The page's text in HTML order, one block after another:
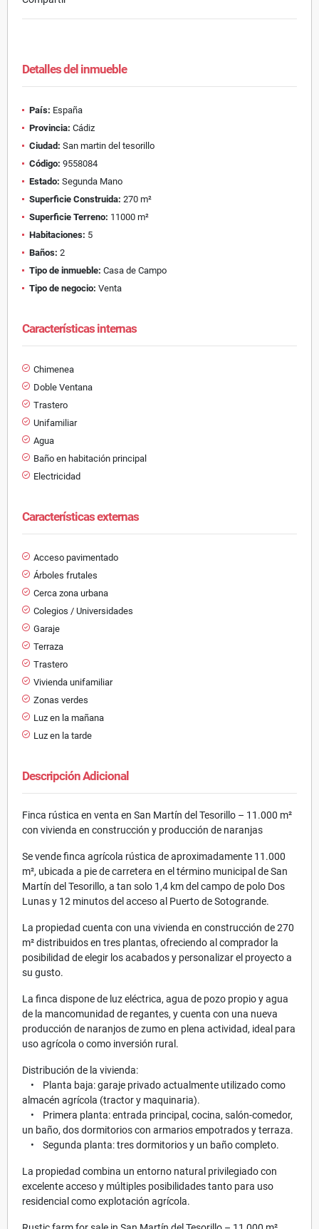
Detalles del inmueble
País: España
Provincia: Cádiz
Ciudad: San martin del tesorillo
Código: 9558084
Estado: Segunda Mano
Superficie Construida: 270 m²
Superficie Terreno: 11000 m²
Habitaciones: 5
Baños: 2
Tipo de inmueble: Casa de Campo
Tipo de negocio: Venta
Características internas
Chimenea
Doble Ventana
Trastero
Unifamiliar
Agua
Baño en habitación principal
Electricidad
Características externas
Acceso pavimentado
Árboles frutales
Cerca zona urbana
Colegios / Universidades
Garaje
Terraza
Trastero
Vivienda unifamiliar
Zonas verdes
Luz en la mañana
Luz en la tarde
Descripción Adicional
Finca rústica en venta en San Martín del Tesorillo – 11.000 m²
con vivienda en construcción y producción de naranjas
Se vende finca agrícola rústica de aproximadamente 11.000
m², ubicada a pie de carretera en el término municipal de San
Martín del Tesorillo, a tan solo 1,4 km del campo de polo Dos
Lunas y 12 minutos del acceso al Puerto de Sotogrande.
La propiedad cuenta con una vivienda en construcción de 270
m² distribuidos en tres plantas, ofreciendo al comprador la
posibilidad de elegir los acabados y personalizar el proyecto a
su gusto.
La finca dispone de luz eléctrica, agua de pozo propio y agua
de la mancomunidad de regantes, y cuenta con una nueva
producción de naranjos de zumo en plena actividad, ideal para
uso agrícola o como inversión rural.
Distribución de la vivienda:
• Planta baja: garaje privado actualmente utilizado como
almacén agrícola (tractor y maquinaria).
• Primera planta: entrada principal, cocina, salón-comedor,
un baño, dos dormitorios con armarios empotrados y terraza.
• Segunda planta: tres dormitorios y un baño completo.
La propiedad combina un entorno natural privilegiado con
excelente acceso y múltiples posibilidades tanto para uso
residencial como explotación agrícola.